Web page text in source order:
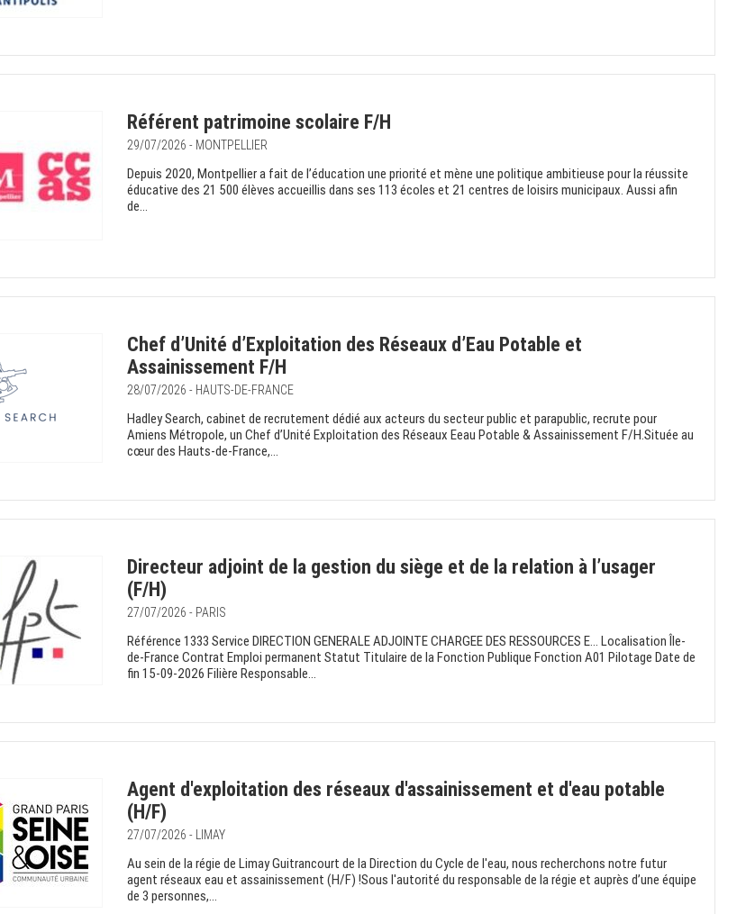
Référent patrimoine scolaire F/H
29/07/2026 - MONTPELLIER
Depuis 2020, Montpellier a fait de l’éducation une priorité et mène une politique ambitieuse pour la réussite
éducative des 21 500 élèves accueillis dans ses 113 écoles et 21 centres de loisirs municipaux. Aussi afin
de...
Chef d’Unité d’Exploitation des Réseaux d’Eau Potable et
Assainissement F/H
28/07/2026 - HAUTS-DE-FRANCE
Hadley Search, cabinet de recrutement dédié aux acteurs du secteur public et parapublic, recrute pour
Amiens Métropole, un Chef d’Unité Exploitation des Réseaux Eeau Potable & Assainissement F/H.Située au
cœur des Hauts-de-France,...
Directeur adjoint de la gestion du siège et de la relation à l’usager
(F/H)
27/07/2026 - PARIS
Référence 1333 Service DIRECTION GENERALE ADJOINTE CHARGEE DES RESSOURCES E... Localisation Île-
de-France Contrat Emploi permanent Statut Titulaire de la Fonction Publique Fonction A01 Pilotage Date de
fin 15-09-2026 Filière Responsable...
Agent d'exploitation des réseaux d'assainissement et d'eau potable
(H/F)
27/07/2026 - LIMAY
Au sein de la régie de Limay Guitrancourt de la Direction du Cycle de l'eau, nous recherchons notre futur
agent réseaux eau et assainissement (H/F) !Sous l'autorité du responsable de la régie et auprès d’une équipe
de 3 personnes,...